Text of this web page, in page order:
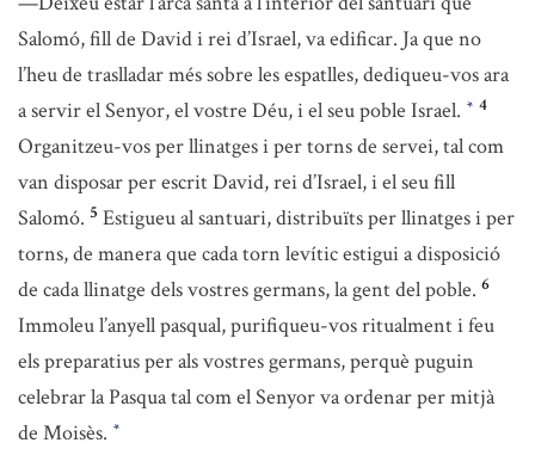
Salomó, fill de David i rei d’Israel, va edificar. Ja que no
l’heu de traslladar més sobre les espatlles, dediqueu-vos ara
a servir el Senyor, el vostre Déu, i el seu poble Israel. * 4
Organitzeu-vos per llinatges i per torns de servei, tal com
van disposar per escrit David, rei d’Israel, i el seu fill
Salomó. 5 Estigueu al santuari, distribuïts per llinatges i per
torns, de manera que cada torn levític estigui a disposició
de cada llinatge dels vostres germans, la gent del poble. 6
Immoleu l’anyell pasqual, purifiqueu-vos ritualment i feu
els preparatius per als vostres germans, perquè puguin
celebrar la Pasqua tal com el Senyor va ordenar per mitjà
de Moisès. *